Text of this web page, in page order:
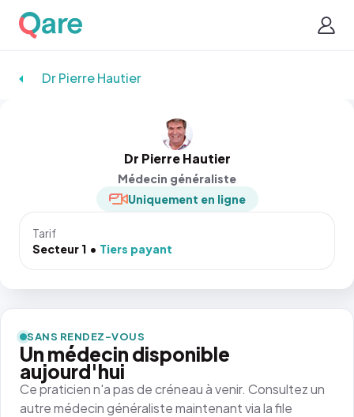
Dr Pierre Hautier
Dr Pierre Hautier
Médecin généraliste
Uniquement en ligne
Tarif
Secteur 1
Tiers payant
SANS RENDEZ-VOUS
Un médecin disponible
aujourd'hui
Ce praticien n'a pas de créneau à venir. Consultez un
autre médecin généraliste maintenant via la file